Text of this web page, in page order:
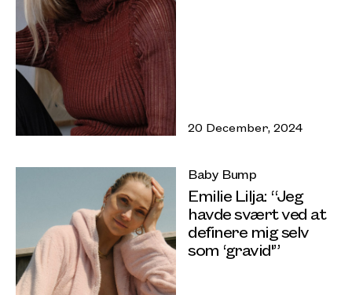
20 December, 2024
Baby Bump
Emilie Lilja: “Jeg
havde svært ved at
definere mig selv
som ‘gravid'”